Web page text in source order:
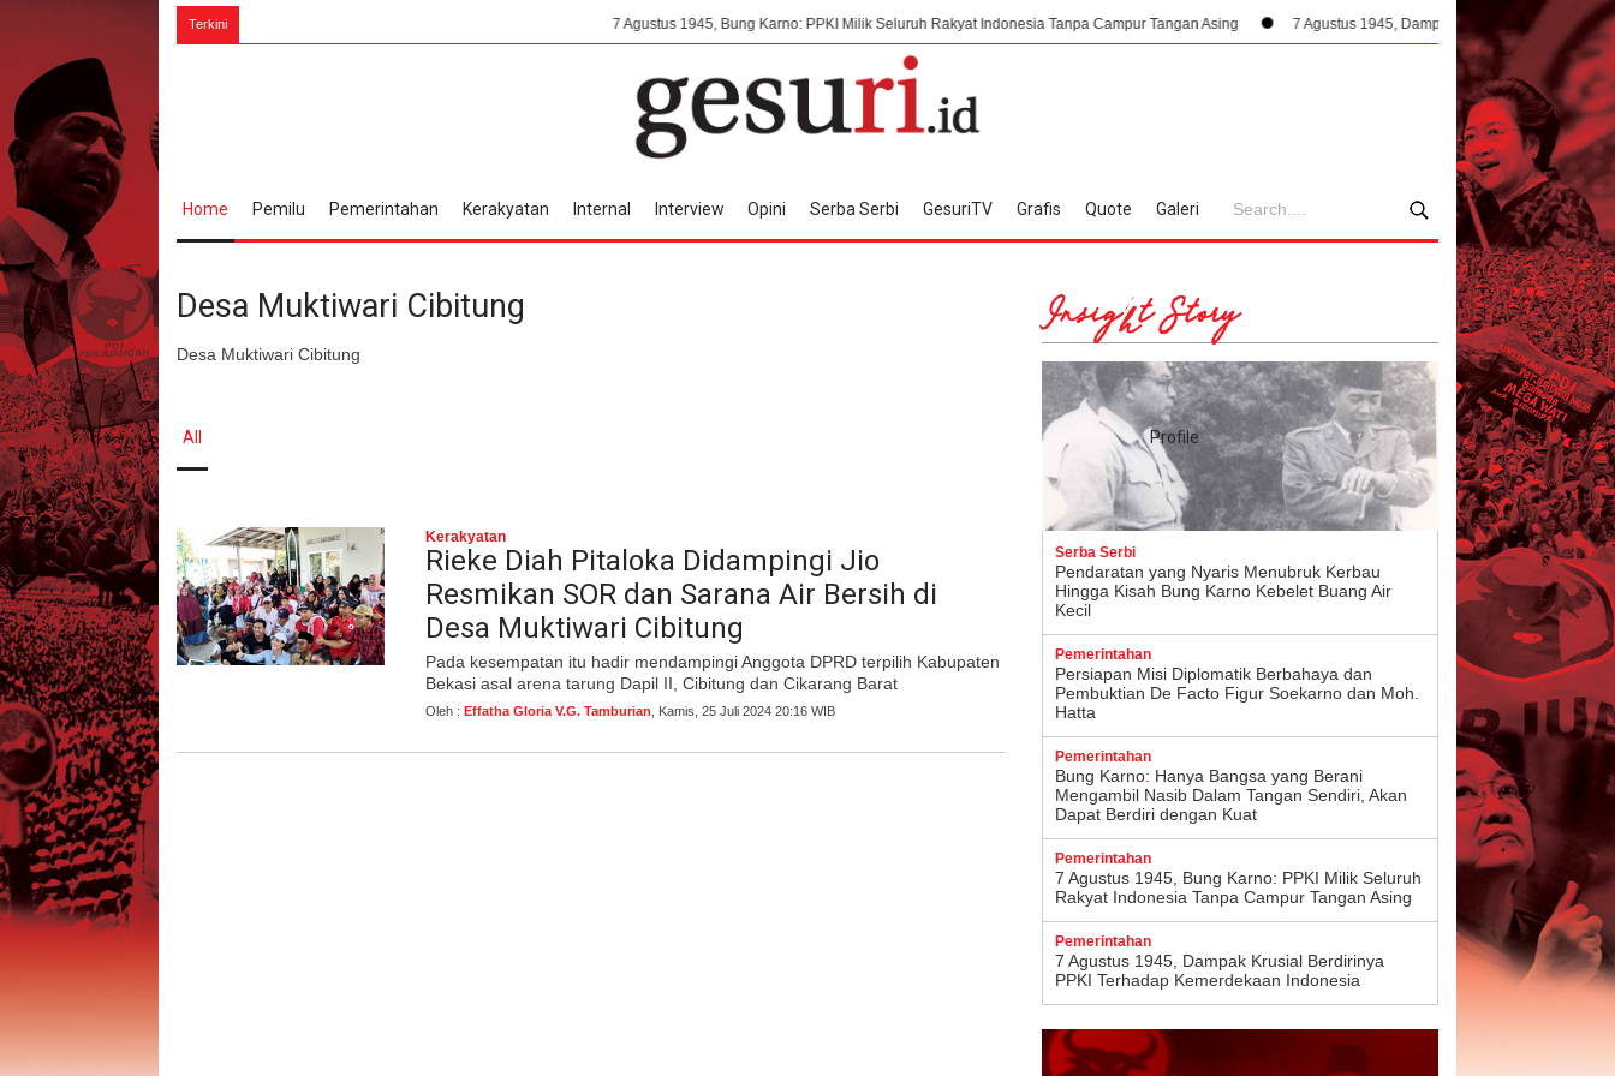
Terkini 7 Agustus 1945, Bung Karno: PPKI Milik Seluruh Rakyat Indonesia Tanpa Campur Tangan Asing 7 Agustus 1945, Dampak Krusial Berdirinya PPKI Terhadap
Home Pemilu Pemerintahan Kerakyatan Internal Interview Opini Serba Serbi GesuriTV Grafis Quote Galeri
Desa Muktiwari Cibitung
Desa Muktiwari Cibitung
All Profile
Kerakyatan
Rieke Diah Pitaloka Didampingi Jio
Resmikan SOR dan Sarana Air Bersih di
Desa Muktiwari Cibitung
Pada kesempatan itu hadir mendampingi Anggota DPRD terpilih Kabupaten
Bekasi asal arena tarung Dapil II, Cibitung dan Cikarang Barat
Oleh : Effatha Gloria V.G. Tamburian , Kamis, 25 Juli 2024 20:16 WIB
Insight Story
Serba Serbi
Pendaratan yang Nyaris Menubruk Kerbau
Hingga Kisah Bung Karno Kebelet Buang Air
Kecil
Pemerintahan
Persiapan Misi Diplomatik Berbahaya dan
Pembuktian De Facto Figur Soekarno dan Moh.
Hatta
Pemerintahan
Bung Karno: Hanya Bangsa yang Berani
Mengambil Nasib Dalam Tangan Sendiri, Akan
Dapat Berdiri dengan Kuat
Pemerintahan
7 Agustus 1945, Bung Karno: PPKI Milik Seluruh
Rakyat Indonesia Tanpa Campur Tangan Asing
Pemerintahan
7 Agustus 1945, Dampak Krusial Berdirinya
PPKI Terhadap Kemerdekaan Indonesia